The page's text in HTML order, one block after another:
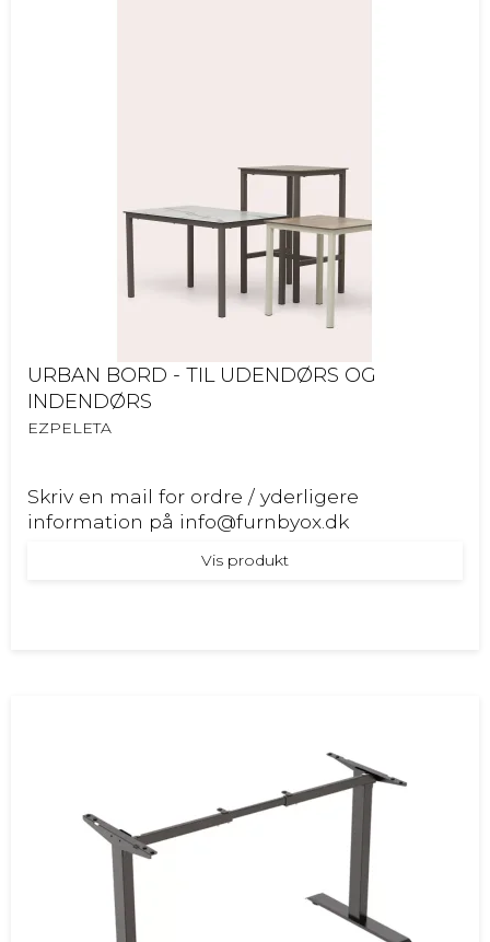
URBAN BORD - TIL UDENDØRS OG
INDENDØRS
EZPELETA
Skriv en mail for ordre / yderligere
information på info@furnbyox.dk
Vis produkt